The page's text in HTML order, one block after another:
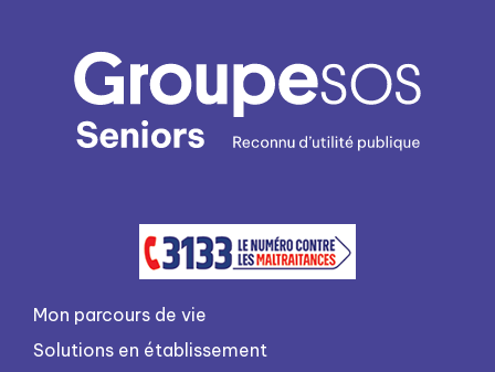
Mon parcours de vie
Solutions en établissement